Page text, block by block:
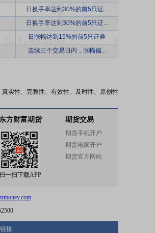
日换手率达到30%的前5只证...
日换手率达到30%的前5只证...
日涨幅达到15%的前5只证券
连续三个交易日内，涨幅偏...
实性、完整性、有效性、及时性、原创性